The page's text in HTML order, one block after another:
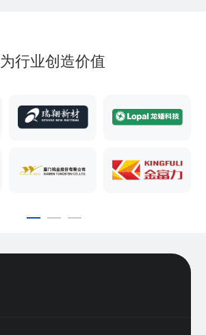
为行业创造价值